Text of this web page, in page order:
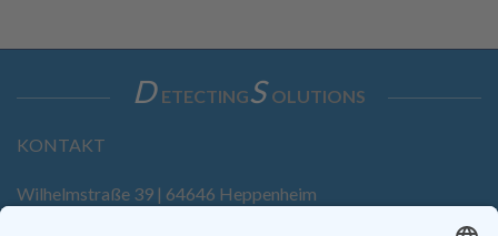
D ETECTINGS OLUTIONS
KONTAKT
Wilhelmstraße 39 | 64646 Heppenheim